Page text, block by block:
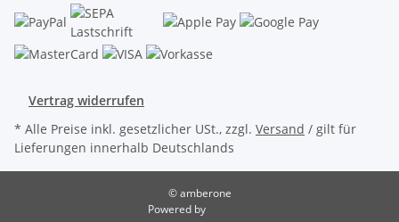
Vertrag widerrufen
* Alle Preise inkl. gesetzlicher USt., zzgl. Versand / gilt für
Lieferungen innerhalb Deutschlands
© amberone
Powered by